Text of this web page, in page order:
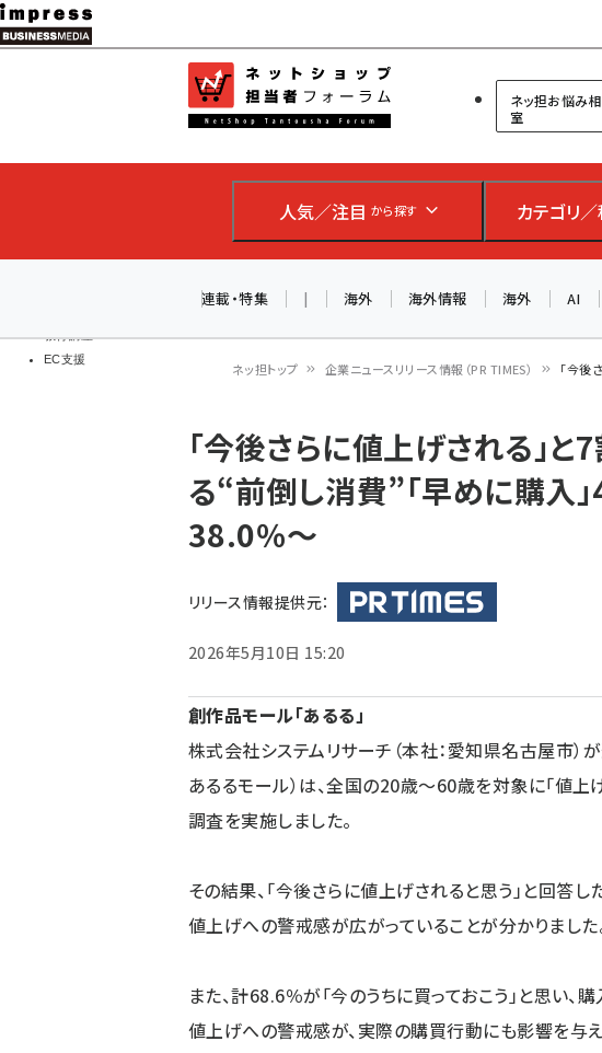
メ
イ
ン
ツ
移
教育講座
EC支援
ネットショップ担当者フォ
ネッ担お悩み
室
人気／注目 から探す カテゴリ
連載・特集 | 海外 海外情報 海外 AI
ン
く
ず
ネッ担トップ 企業ニュースリリース情報（PR TIMES） 「今後
「今後さらに値上げされる」
る“前倒し消費”「早めに購入」
38.0％～
リリース情報提供元：
2026年5月10日 15:20
創作品モール「あるる」
株式会社システムリサーチ（本社：愛知県名古屋市）が
あるるモール）は、全国の20歳～60歳を対象に「値上
調査を実施しました。
その結果、「今後さらに値上げされると思う」と回答
値上げへの警戒感が広がっていることが分かりました
また、計68.6％が「今のうちに買っておこう」と思い、
値上げへの警戒感が、実際の購買行動にも影響を与え
AIが買い
アルペン
参加登録